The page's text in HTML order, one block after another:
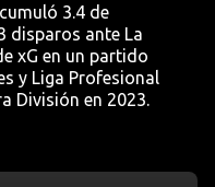
3.4 de
disparos ante La
xG en un partido
y Liga Profesional
División en 2023.